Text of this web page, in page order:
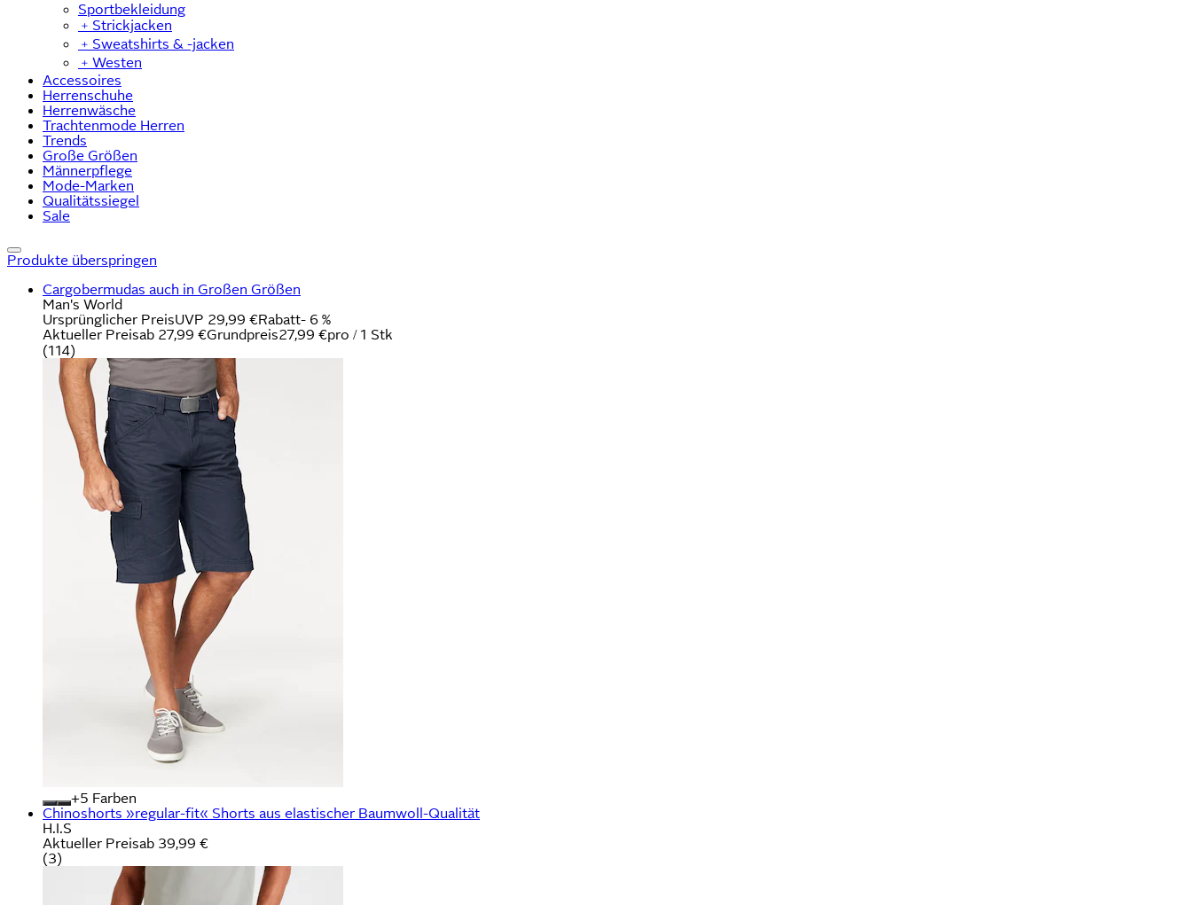
Sportbekleidung
﹢ Strickjacken
﹢ Sweatshirts & -jacken
﹢ Westen
Accessoires
Herrenschuhe
Herrenwäsche
Trachtenmode Herren
Trends
Große Größen
Männerpflege
Mode-Marken
Qualitätssiegel
Sale
Produkte überspringen
Cargobermudas auch in Großen Größen
Man's World
Ursprünglicher PreisUVP 29,99 €Rabatt- 6 %
Aktueller Preisab 27,99 €Grundpreis27,99 €pro / 1 Stk
(114)
+
Farben
Chinoshorts »regular-fit« Shorts aus elastischer Baumwoll-Qualität
H.I.S
Aktueller Preisab 39,99 €
(3)